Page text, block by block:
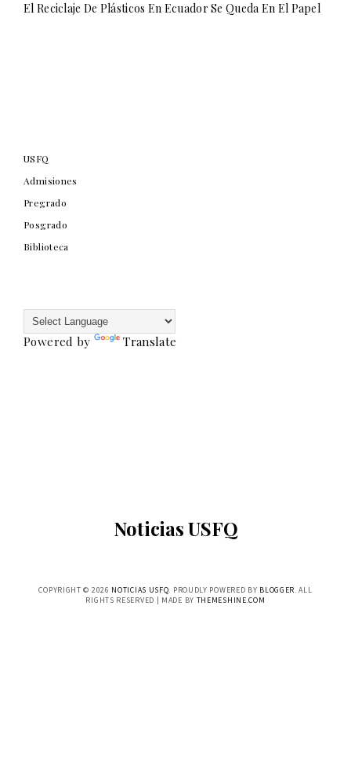
El Reciclaje De Plásticos En Ecuador Se Queda En El Papel
USFQ
Admisiones
Pregrado
Posgrado
Biblioteca
Powered by Translate
Noticias USFQ
COPYRIGHT © 2026 NOTICIAS USFQ. PROUDLY POWERED BY BLOGGER. ALL
RIGHTS RESERVED | MADE BY THEMESHINE.COM